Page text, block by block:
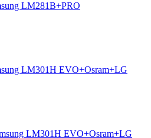
LM281B+PRO
LM301H EVO+Osram+LG
LM301H EVO+Osram+LG